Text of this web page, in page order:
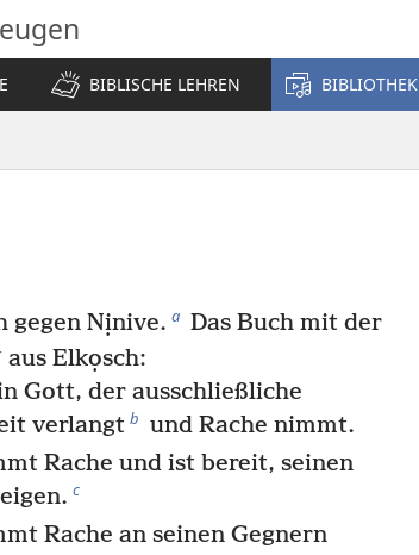
BIBLISCHE LEHREN BIBLIOTHEK
gegen Nịnive. a Das Buch mit der
aus Elkọsch:
Gott, der ausschließliche
verlangt b und Rache nimmt.
Rache und ist bereit, seinen
c
Rache an seinen Gegnern